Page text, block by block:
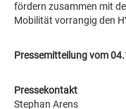
fördern zusammen mit
Mobilität vorrangig den
Pressemitteilung vom
Pressekontakt
Stephan Arens